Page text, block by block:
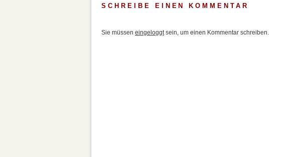
SCHREIBE EINEN KOMMENTAR
Sie müssen eingeloggtsein, um einen Kommentar schreiben.